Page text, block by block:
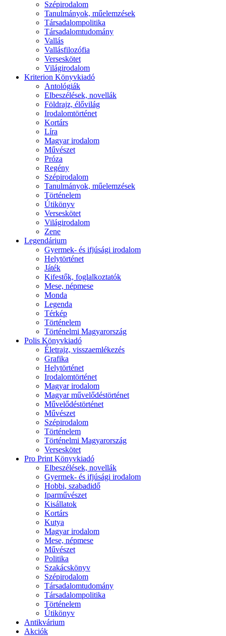
Szépirodalom
Tanulmányok, műelemzések
Társadalompolitika
Társadalomtudomány
Vallás
Vallásfilozófia
Verseskötet
Világirodalom
Kriterion Könyvkiadó
Antológiák
Elbeszélések, novellák
Földrajz, élővilág
Irodalomtörténet
Kortárs
Líra
Magyar irodalom
Művészet
Próza
Regény
Szépirodalom
Tanulmányok, műelemzések
Történelem
Útikönyv
Verseskötet
Világirodalom
Zene
Legendárium
Gyermek- és ifjúsági irodalom
Helytörténet
Játék
Kifestők, foglalkoztatók
Mese, népmese
Monda
Legenda
Térkép
Történelem
Történelmi Magyarország
Polis Könyvkiadó
Életrajz, visszaemlékezés
Grafika
Helytörténet
Irodalomtörténet
Magyar irodalom
Magyar művelődéstörténet
Művelődéstörténet
Művészet
Szépirodalom
Történelem
Történelmi Magyarország
Verseskötet
Pro Print Könyvkiadó
Elbeszélések, novellák
Gyermek- és ifjúsági irodalom
Hobbi, szabadidő
Iparművészet
Kisállatok
Kortárs
Kutya
Magyar irodalom
Mese, népmese
Művészet
Politika
Szakácskönyv
Szépirodalom
Társadalomtudomány
Társadalompolitika
Történelem
Útikönyv
Antikvárium
Akciók